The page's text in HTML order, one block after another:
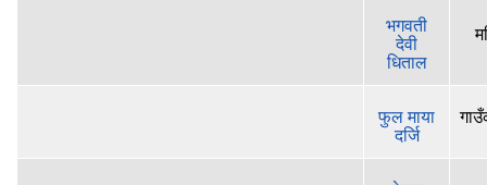
भगवती
देवी
धिताल
फुल माया
दर्जि